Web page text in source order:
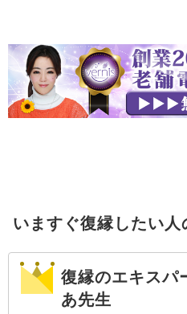
いますぐ復縁したい
復縁のエキスパ
あ先生